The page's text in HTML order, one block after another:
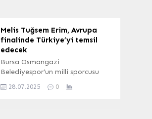
Melis Tuğsem Erim, Avrupa
finalinde Türkiye’yi temsil
edecek
Bursa Osmangazi
Belediyespor’un milli sporcusu
Avrupa Şampiyonası’nda finale
28.07.2025 0